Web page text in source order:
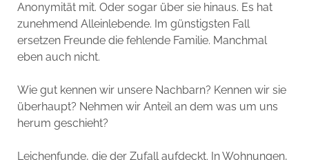
Anonymität mit. Oder sogar über sie hinaus. Es hat
zunehmend Alleinlebende. Im günstigsten Fall
ersetzen Freunde die fehlende Familie. Manchmal
eben auch nicht.
Wie gut kennen wir unsere Nachbarn? Kennen wir sie
überhaupt? Nehmen wir Anteil an dem was um uns
herum geschieht?
Leichenfunde, die der Zufall aufdeckt. In Wohnungen,